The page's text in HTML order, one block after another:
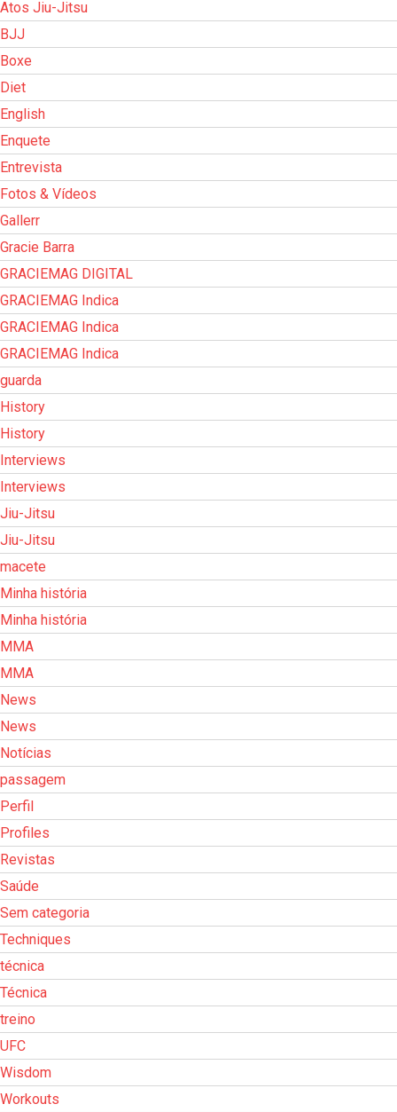
Atos Jiu-Jitsu
BJJ
Boxe
Diet
English
Enquete
Entrevista
Fotos & Vídeos
Gallerr
Gracie Barra
GRACIEMAG DIGITAL
GRACIEMAG Indica
GRACIEMAG Indica
GRACIEMAG Indica
guarda
History
History
Interviews
Interviews
Jiu-Jitsu
Jiu-Jitsu
macete
Minha história
Minha história
MMA
MMA
News
News
Notícias
passagem
Perfil
Profiles
Revistas
Saúde
Sem categoria
Techniques
técnica
Técnica
treino
UFC
Wisdom
Workouts